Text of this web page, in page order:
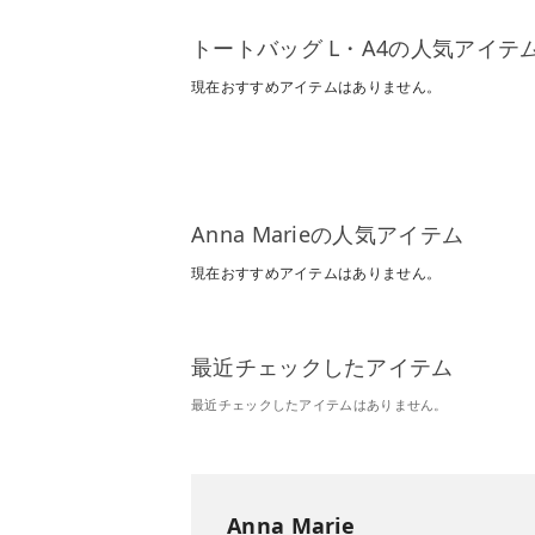
トートバッグ L・A4の人気アイテ
現在おすすめアイテムはありません。
Anna Marieの人気アイテム
現在おすすめアイテムはありません。
最近チェックしたアイテム
最近チェックしたアイテムはありません。
Anna Marie